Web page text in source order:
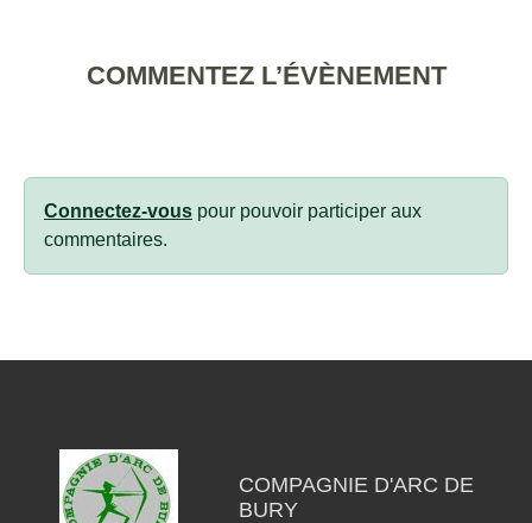
COMMENTEZ L’ÉVÈNEMENT
Connectez-vous pour pouvoir participer aux
commentaires.
COMPAGNIE D'ARC DE
BURY